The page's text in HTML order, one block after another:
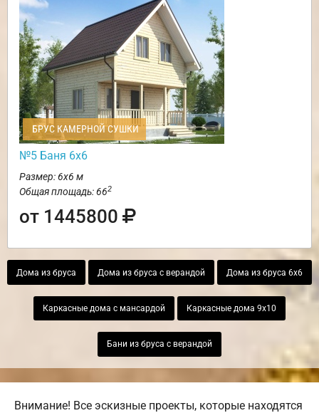
БРУС КАМЕРНОЙ СУШКИ
№5 Баня 6х6
Размер: 6х6 м
Общая площадь: 662
от 1445800
Дома из бруса Дома из бруса с верандой Дома из бруса 6х6
Каркасные дома с мансардой Каркасные дома 9х10
Бани из бруса с верандой
Внимание! Все эскизные проекты, которые находятся